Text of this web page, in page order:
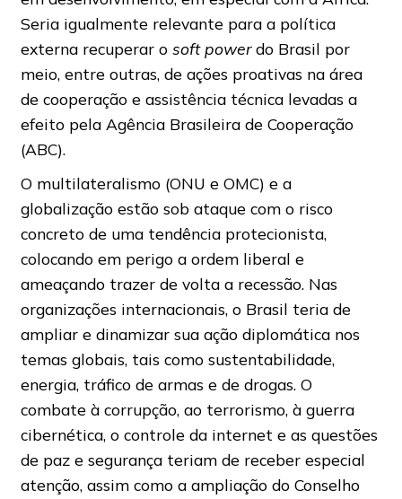
Seria igualmente relevante para a política
externa recuperar o soft powerdo Brasil por
meio, entre outras, de ações proativas na área
de cooperação e assistência técnica levadas a
efeito pela Agência Brasileira de Cooperação
(ABC).
O multilateralismo (ONU e OMC) e a
globalização estão sob ataque com o risco
concreto de uma tendência protecionista,
colocando em perigo a ordem liberal e
ameaçando trazer de volta a recessão. Nas
organizações internacionais, o Brasil teria de
ampliar e dinamizar sua ação diplomática nos
temas globais, tais como sustentabilidade,
energia, tráfico de armas e de drogas. O
combate à corrupção, ao terrorismo, à guerra
cibernética, o controle da internet e as questões
de paz e segurança teriam de receber especial
atenção, assim como a ampliação do Conselho